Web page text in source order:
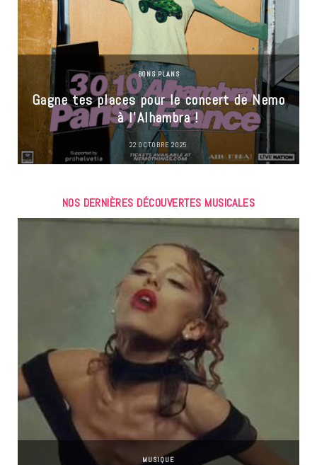
BONS PLANS
Gagne tes places pour le concert de Nemo
à l’Alhambra !
22 OCTOBRE 2025
NOS DERNIÈRES DÉCOUVERTES MUSICALES
MUSIQUE